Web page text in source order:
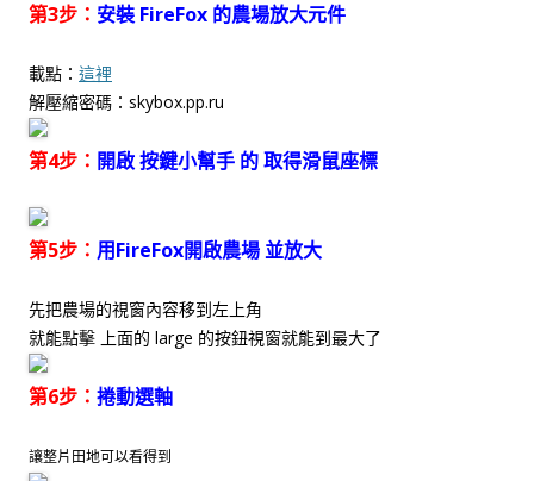
第3步： 安裝 FireFox 的農場放大元件
載點： 這裡
解壓縮密碼：skybox.pp.ru
第4步： 開啟 按鍵小幫手 的 取得滑鼠座標
第5步： 用FireFox開啟農場 並放大
先把農場的視窗內容移到左上角
就能點擊 上面的 large 的按鈕視窗就能到最大了
第6步： 捲動選軸
讓整片田地可以看得到